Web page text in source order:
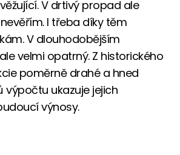
V drtivý propad ale
I třeba díky těm
V dlouhodobějším
velmi opatrný. Z historického
poměrně drahé a hned
výpočtu ukazuje jejich
výnosy.